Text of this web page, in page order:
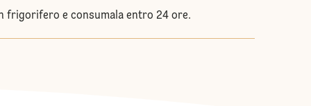
frigorifero e consumala entro 24 ore.